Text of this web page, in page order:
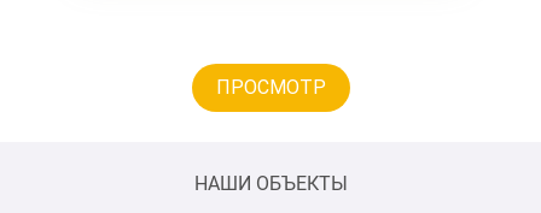
ПРОСМОТР
НАШИ ОБЪЕКТЫ